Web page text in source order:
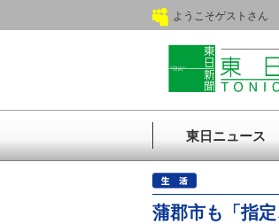
ようこそゲストさん
東日ニュース
蒲郡市も「指